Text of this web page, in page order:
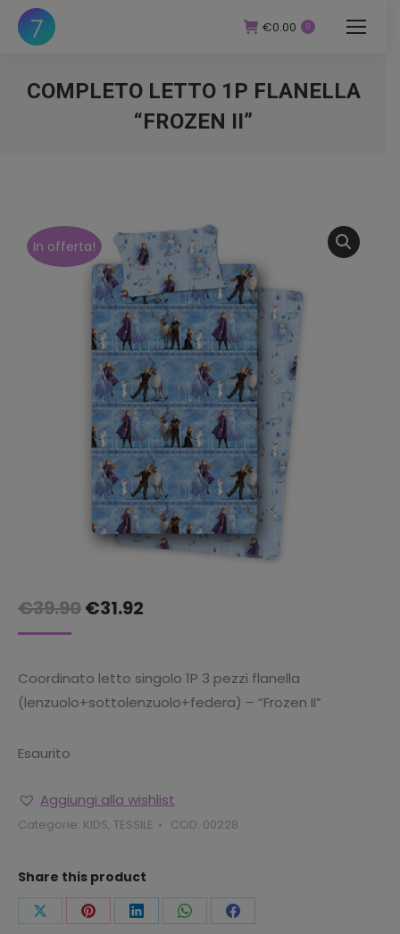
€0.00 0
COMPLETO LETTO 1P FLANELLA
“FROZEN II”
In offerta!
€39.90Il
era:
€39.90.
€31.92
è:
€31.92.
Coordinato letto singolo 1P 3 pezzi flanella
(lenzuolo+sottolenzuolo+federa) – “Frozen II”
Esaurito
Aggiungi alla wishlist
Categorie: KIDS, TESSILE COD: 00228
Share this product
CondividiCondividiCondividiCondividiCondividi